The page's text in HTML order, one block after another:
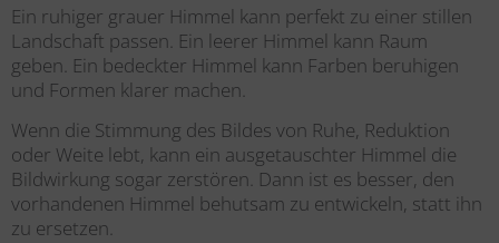
Ein ruhiger grauer Himmel kann perfekt zu einer stillen
Landschaft passen. Ein leerer Himmel kann Raum
geben. Ein bedeckter Himmel kann Farben beruhigen
und Formen klarer machen.
Wenn die Stimmung des Bildes von Ruhe, Reduktion
oder Weite lebt, kann ein ausgetauschter Himmel die
Bildwirkung sogar zerstören. Dann ist es besser, den
vorhandenen Himmel behutsam zu entwickeln, statt ihn
zu ersetzen.